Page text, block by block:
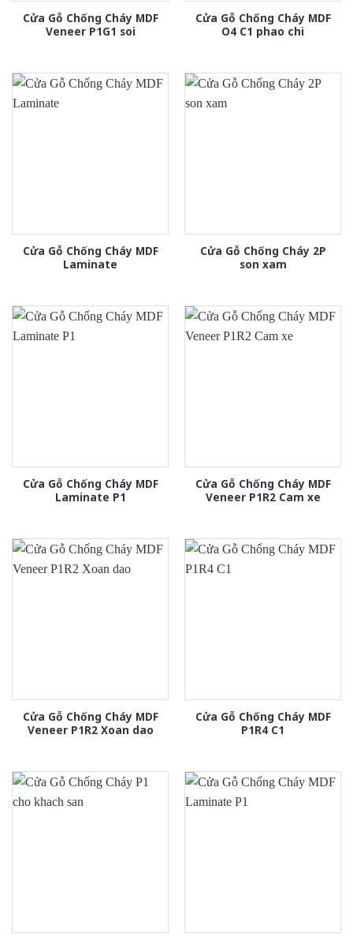
Cửa Gỗ Chống Cháy MDF
Veneer P1G1 soi
Cửa Gỗ Chống Cháy MDF
O4 C1 phao chi
Cửa Gỗ Chống Cháy MDF
Laminate
Cửa Gỗ Chống Cháy 2P
son xam
Cửa Gỗ Chống Cháy MDF
Laminate P1
Cửa Gỗ Chống Cháy MDF
Veneer P1R2 Cam xe
Cửa Gỗ Chống Cháy MDF
Veneer P1R2 Xoan dao
Cửa Gỗ Chống Cháy MDF
P1R4 C1